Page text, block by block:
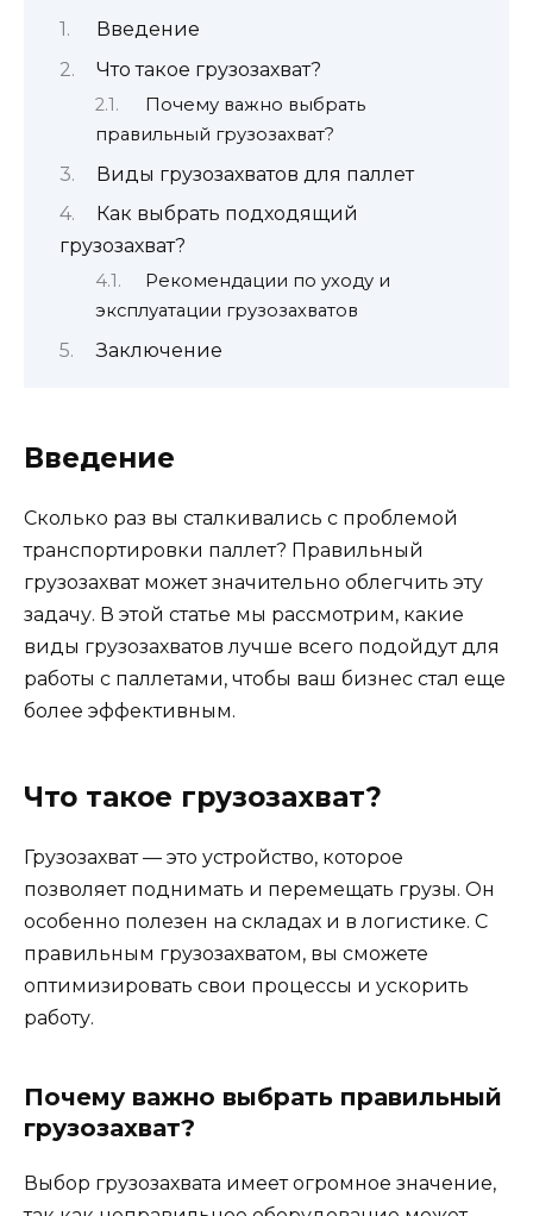
Введение
Что такое грузозахват?
Почему важно выбрать
правильный грузозахват?
Виды грузозахватов для паллет
Как выбрать подходящий
грузозахват?
Рекомендации по уходу и
эксплуатации грузозахватов
Заключение
Введение
Сколько раз вы сталкивались с проблемой
транспортировки паллет? Правильный
грузозахват может значительно облегчить эту
задачу. В этой статье мы рассмотрим, какие
виды грузозахватов лучше всего подойдут для
работы с паллетами, чтобы ваш бизнес стал еще
более эффективным.
Что такое грузозахват?
Грузозахват — это устройство, которое
позволяет поднимать и перемещать грузы. Он
особенно полезен на складах и в логистике. С
правильным грузозахватом, вы сможете
оптимизировать свои процессы и ускорить
работу.
Почему важно выбрать правильный
грузозахват?
Выбор грузозахвата имеет огромное значение,